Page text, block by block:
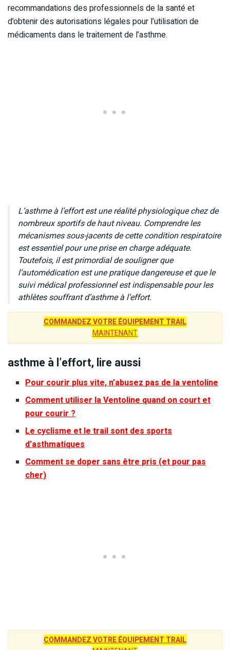
recommandations des professionnels de la santé et
d’obtenir des autorisations légales pour l’utilisation de
médicaments dans le traitement de l’asthme.
L’asthme à l’effort est une réalité physiologique chez de
nombreux sportifs de haut niveau. Comprendre les
mécanismes sous-jacents de cette condition respiratoire
est essentiel pour une prise en charge adéquate.
Toutefois, il est primordial de souligner que
l’automédication est une pratique dangereuse et que le
suivi médical professionnel est indispensable pour les
athlètes souffrant d’asthme à l’effort.
COMMANDEZ VOTRE ÉQUIPEMENT TRAIL
MAINTENANT
asthme à l’effort, lire aussi
Pour courir plus vite, n’abusez pas de la ventoline
Comment utiliser la Ventoline quand on court et
pour courir ?
Le cyclisme et le trail sont des sports
d’asthmatiques
Comment se doper sans être pris (et pour pas
cher)
COMMANDEZ VOTRE ÉQUIPEMENT TRAIL